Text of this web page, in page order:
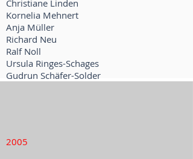
Christiane Linden
Kornelia Mehnert
Anja Müller
Richard Neu
Ralf Noll
Ursula Ringes-Schages
Gudrun Schäfer-Solder
Anita van Hout
2005